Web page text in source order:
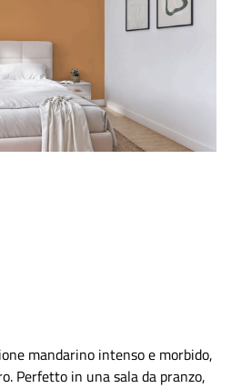
mandarino intenso e morbido,
Perfetto in una sala da pranzo,